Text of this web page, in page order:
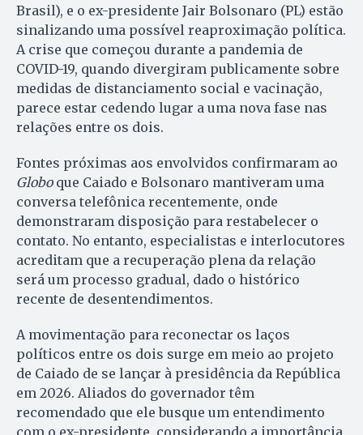
Brasil), e o ex-presidente Jair Bolsonaro (PL) estão
sinalizando uma possível reaproximação política.
A crise que começou durante a pandemia de
COVID-19, quando divergiram publicamente sobre
medidas de distanciamento social e vacinação,
parece estar cedendo lugar a uma nova fase nas
relações entre os dois.
Fontes próximas aos envolvidos confirmaram ao
Globo que Caiado e Bolsonaro mantiveram uma
conversa telefônica recentemente, onde
demonstraram disposição para restabelecer o
contato. No entanto, especialistas e interlocutores
acreditam que a recuperação plena da relação
será um processo gradual, dado o histórico
recente de desentendimentos.
A movimentação para reconectar os laços
políticos entre os dois surge em meio ao projeto
de Caiado de se lançar à presidência da República
em 2026. Aliados do governador têm
recomendado que ele busque um entendimento
com o ex-presidente, considerando a importância